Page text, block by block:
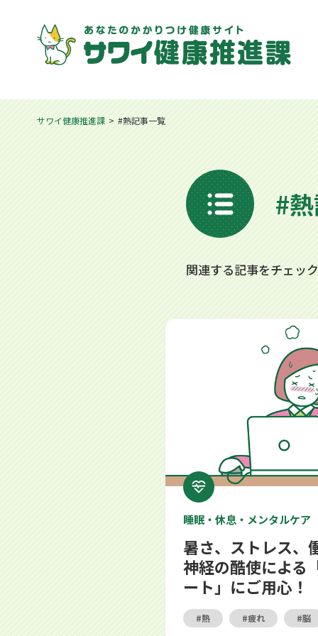
サワイ健康推進課 #熱記事一覧
#
関連する記事をチェッ
暑さ、ストレス、働きすぎ……自
睡眠・休息・メンタルケア
暑さ、ストレス
神経の酷使による
ート」にご用心！
熱 疲れ 脳